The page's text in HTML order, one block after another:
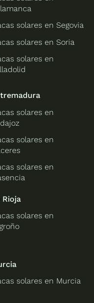
solares en Segovia
solares en Soria
solares en
solares en
solares en
solares en
Rioja
solares en
solares en Murcia